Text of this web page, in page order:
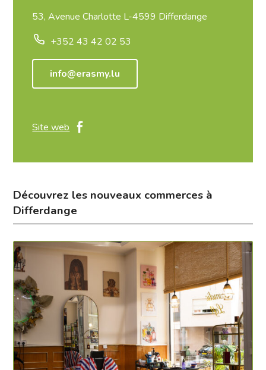
53, Avenue Charlotte L-4599 Differdange
+352 43 42 02 53
info@erasmy.lu
Site web
Découvrez les nouveaux commerces à
Differdange